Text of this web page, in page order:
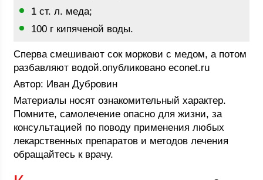
1 ст. л. меда;
100 г кипяченой воды.
Сперва смешивают сок моркови с медом, а потом
разбавляют водой.опубликовано econet.ru
Автор: Иван Дубровин
Материалы носят ознакомительный характер.
Помните, самолечение опасно для жизни, за
консультацией по поводу применения любых
лекарственных препаратов и методов лечения
обращайтесь к врачу.